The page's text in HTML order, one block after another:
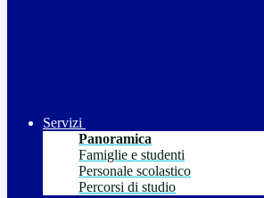
Servizi
Panoramica
Famiglie e studenti
Personale scolastico
Percorsi di studio